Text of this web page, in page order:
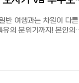
이파이 대여와 선불
천하는 일본 신용카드
드는?
핑몰 추천 8개 사이트를
장품·잡화 등 다양한 물
스메와 K뷰티의 인기가
한국 뷰티 샵의 성지가
반 여행과는 차원이 다른
의 분위기까지! 본인의
비용은 한달살기의 성패